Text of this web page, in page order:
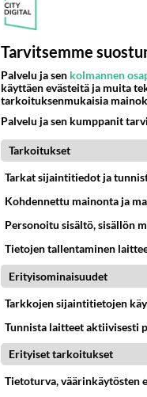
eipä anna
video
Äänestä
2011-04-05
upeaa, että
sellinen
Äänestä
Ensi-ilta oli jo
Niin, ja
Äänestä
Tarvitsemme
Palvelu ja sen kolmannen
käyttäen evästeitä ja muita
tarkoituksenmukaisia
Palvelu ja sen kumppanit
Tarkoitukset
Tarkat sijaintitiedot ja
Kohdennettu mainonta ja
Personoitu sisältö, sisällön
Tietojen tallentaminen
Erityisominaisuudet
Tarkkojen sijaintitietojen
Tunnista laitteet aktiivisesti
Erityiset tarkoitukset
Tietoturva, väärinkäytösten